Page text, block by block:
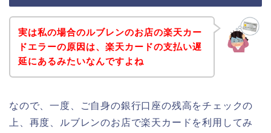
実は私の場合のルブレンのお店の楽天カー
ドエラーの原因は、楽天カードの支払い遅
延にあるみたいなんですよね
なので、一度、ご自身の銀行口座の残高をチェックの
上、再度、ルブレンのお店で楽天カードを利用してみ